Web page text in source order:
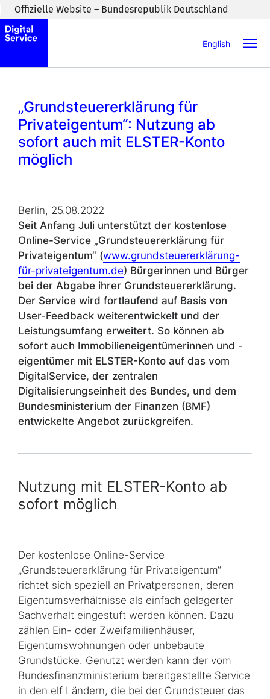
Zum Inhaltsbereich wechseln
Offizielle Website – Bundesrepublik Deutschland
English
„Grundsteuererklärung für
Privateigentum“: Nutzung ab
sofort auch mit ELSTER-Konto
möglich
Berlin, 25.08.2022
Seit Anfang Juli unterstützt der kostenlose
Online-Service „Grundsteuererklärung für
Privateigentum“ (www.grundsteuererklärung-
für-privateigentum.de) Bürgerinnen und Bürger
bei der Abgabe ihrer Grundsteuererklärung.
Der Service wird fortlaufend auf Basis von
User-Feedback weiterentwickelt und der
Leistungsumfang erweitert. So können ab
sofort auch Immobilieneigentümerinnen und -
eigentümer mit ELSTER-Konto auf das vom
DigitalService, der zentralen
Digitalisierungseinheit des Bundes, und dem
Bundesministerium der Finanzen (BMF)
entwickelte Angebot zurückgreifen.
Nutzung mit ELSTER-Konto ab
sofort möglich
Der kostenlose Online-Service
„Grundsteuererklärung für Privateigentum“
richtet sich speziell an Privatpersonen, deren
Eigentumsverhältnisse als einfach gelagerter
Sachverhalt eingestuft werden können. Dazu
zählen Ein- oder Zweifamilienhäuser,
Eigentumswohnungen oder unbebaute
Grundstücke. Genutzt werden kann der vom
Bundesfinanzministerium bereitgestellte Service
in den elf Ländern, die bei der Grundsteuer das